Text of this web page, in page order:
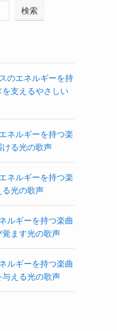
検索
のエネルギーを持
支えるやさしい
ネルギーを持つ楽
ける光の歌声
ネルギーを持つ楽
る光の歌声
ルギーを持つ楽曲
覚ます光の歌声
ルギーを持つ楽曲
与える光の歌声